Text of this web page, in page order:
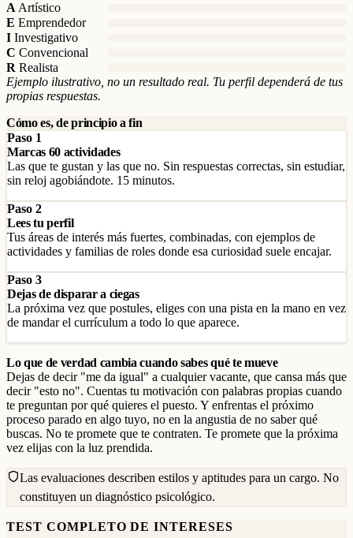
A Artístico
E Emprendedor
I Investigativo
C Convencional
R Realista
Ejemplo ilustrativo, no un resultado real. Tu perfil dependerá de tus
propias respuestas.
Cómo es, de principio a fin
Paso 1
Marcas 60 actividades
Las que te gustan y las que no. Sin respuestas correctas, sin estudiar,
sin reloj agobiándote. 15 minutos.
Paso 2
Lees tu perfil
Tus áreas de interés más fuertes, combinadas, con ejemplos de
actividades y familias de roles donde esa curiosidad suele encajar.
Paso 3
Dejas de disparar a ciegas
La próxima vez que postules, eliges con una pista en la mano en vez
de mandar el currículum a todo lo que aparece.
Lo que de verdad cambia cuando sabes qué te mueve
Dejas de decir "me da igual" a cualquier vacante, que cansa más que
decir "esto no". Cuentas tu motivación con palabras propias cuando
te preguntan por qué quieres el puesto. Y enfrentas el próximo
proceso parado en algo tuyo, no en la angustia de no saber qué
buscas. No te promete que te contraten. Te promete que la próxima
vez elijas con la luz prendida.
Las evaluaciones describen estilos y aptitudes para un cargo. No
constituyen un diagnóstico psicológico.
TEST COMPLETO DE INTERESES